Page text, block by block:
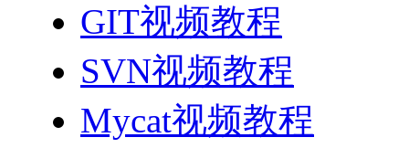
GIT视频教程
SVN视频教程
Mycat视频教程